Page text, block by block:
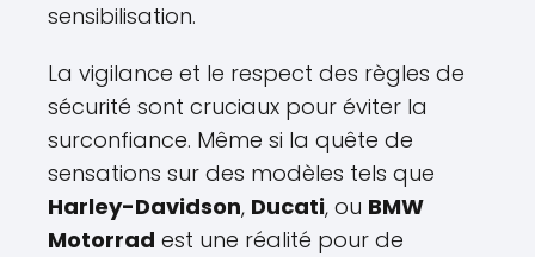
sensibilisation.
La vigilance et le respect des règles de
sécurité sont cruciaux pour éviter la
surconfiance. Même si la quête de
sensations sur des modèles tels que
Harley-Davidson, Ducati, ou BMW
Motorrad est une réalité pour de